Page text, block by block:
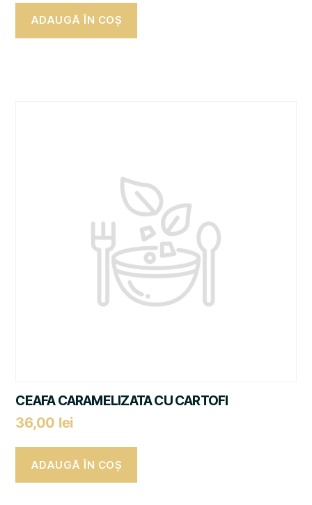
ADAUGĂ ÎN COȘ
CEAFA CARAMELIZATA CU CARTOFI
36,00 lei
ADAUGĂ ÎN COȘ